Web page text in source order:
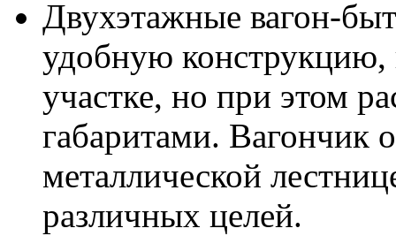
Двухэтажные вагон-
удобную конструкцию,
участке, но при этом
габаритами. Вагончик
металлической
различных целей.